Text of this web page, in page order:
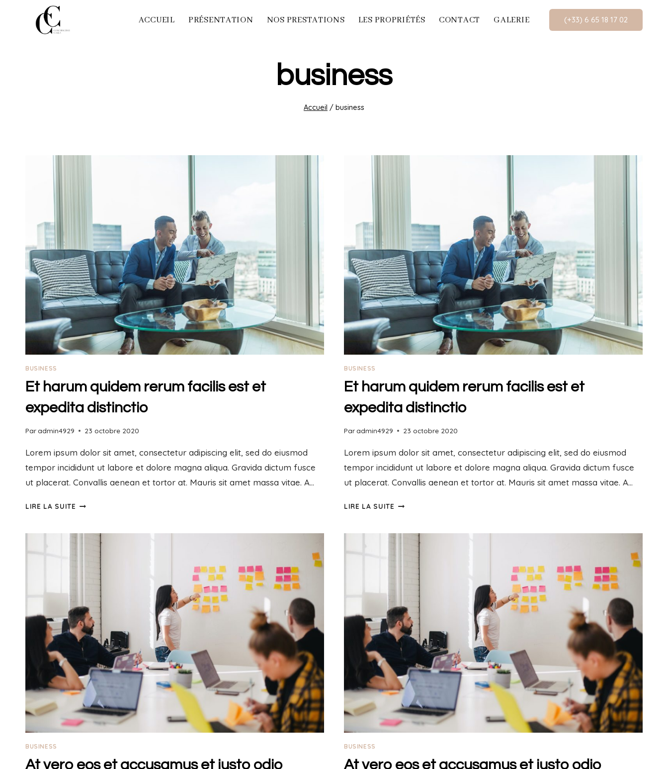
ACCUEIL PRÉSENTATION NOS PRESTATIONS LES PROPRIÉTÉS CONTACT GALERIE (+33) 6 65 18 17 02​
business
Accueil / business
BUSINESS
Et harum quidem rerum facilis est et
expedita distinctio
Paradmin4929 23 octobre 2020
Lorem ipsum dolor sit amet, consectetur adipiscing elit, sed do eiusmod
tempor incididunt ut labore et dolore magna aliqua. Gravida dictum fusce
ut placerat. Convallis aenean et tortor at. Mauris sit amet massa vitae. A…
LIRE LA SUITE
BUSINESS
Et harum quidem rerum facilis est et
expedita distinctio
Paradmin4929 23 octobre 2020
Lorem ipsum dolor sit amet, consectetur adipiscing elit, sed do eiusmod
tempor incididunt ut labore et dolore magna aliqua. Gravida dictum fusce
ut placerat. Convallis aenean et tortor at. Mauris sit amet massa vitae. A…
LIRE LA SUITE
BUSINESS
At vero eos et accusamus et iusto odio
BUSINESS
At vero eos et accusamus et iusto odio